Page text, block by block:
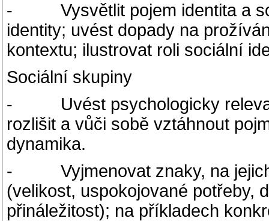
- Vysvětlit pojem identita a
identity; uvést dopady na
kontextu; ilustrovat roli sociální
Sociální skupiny
- Uvést psychologicky
rozlišit a vůči sobě vztáhnout
dynamika.
- Vyjmenovat znaky, na
(velikost, uspokojované potřeby,
přináležitost); na příkladech